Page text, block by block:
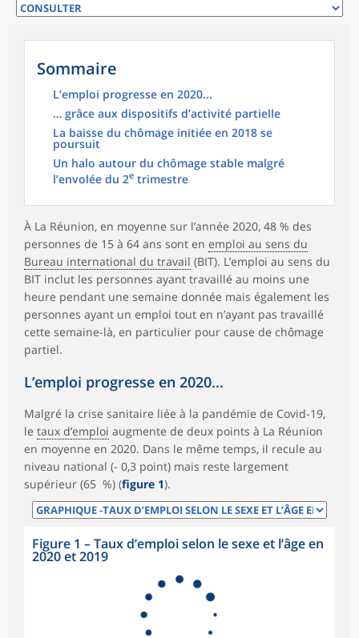
Sommaire
L’emploi progresse en 2020...
… grâce aux dispositifs d’activité partielle
La baisse du chômage initiée en 2018 se
poursuit
Un halo autour du chômage stable malgré
l’envolée du 2e trimestre
À La Réunion, en moyenne sur l’année 2020, 48 % des
personnes de 15 à 64 ans sont en emploi au sens du
Bureau international du travail (BIT). L’emploi au sens du
BIT inclut les personnes ayant travaillé au moins une
heure pendant une semaine donnée mais également les
personnes ayant un emploi tout en n’ayant pas travaillé
cette semaine-là, en particulier pour cause de chômage
partiel.
L’emploi progresse en 2020...
Malgré la crise sanitaire liée à la pandémie de Covid-19,
le taux d’emploi augmente de deux points à La Réunion
en moyenne en 2020. Dans le même temps, il recule au
niveau national (- 0,3 point) mais reste largement
supérieur (65 %) (figure 1).
Figure 1 –Taux d’emploi selon le sexe et l’âge en
2020 et 2019